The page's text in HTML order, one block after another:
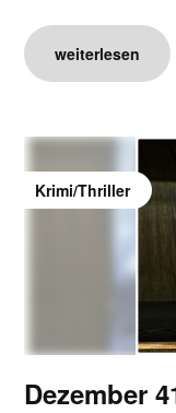
weiterlesen
Krimi/Thriller
Dezember